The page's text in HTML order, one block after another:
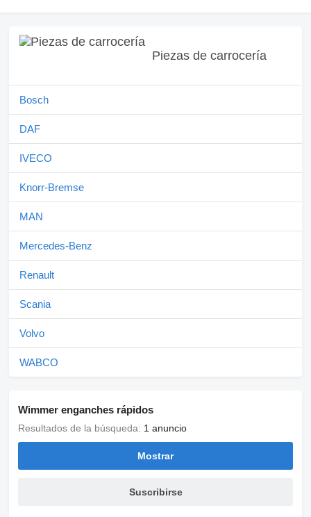
Piezas de carrocería
Bosch
DAF
IVECO
Knorr-Bremse
MAN
Mercedes-Benz
Renault
Scania
Volvo
WABCO
Wimmer enganches rápidos
Resultados de la búsqueda: 1 anuncio
Mostrar
Suscribirse